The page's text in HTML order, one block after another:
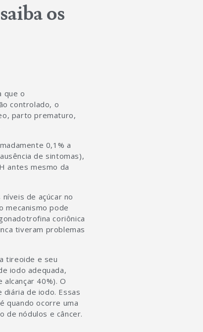
os
que o
controlado, o
parto prematuro,
0,1% a
de sintomas),
antes mesmo da
de açúcar no
mecanismo pode
coriônica
tiveram problemas
tireoide e seu
iodo adequada,
40%). O
de iodo. Essas
quando ocorre uma
de nódulos e câncer.